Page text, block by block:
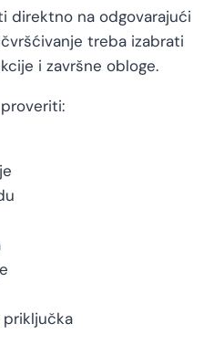
direktno na odgovarajući
treba izabrati
i završne obloge.
priključka